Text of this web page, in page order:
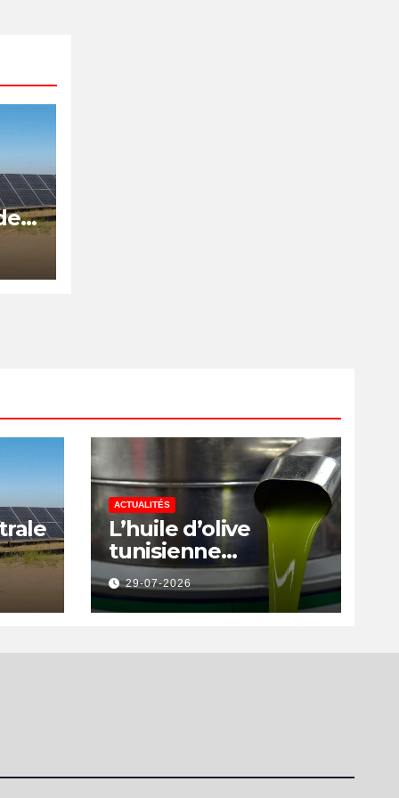
ACTUALITÉS
L’huile d’olive
tunisienne
préservée des
nouvelles surtaxes
américaines de
29-07-2026